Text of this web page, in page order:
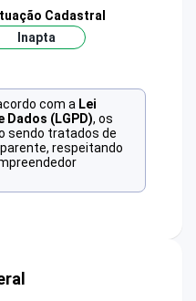
Cadastral
Inapta
com a Lei
Dados (LGPD), os
sendo tratados de
respeitando